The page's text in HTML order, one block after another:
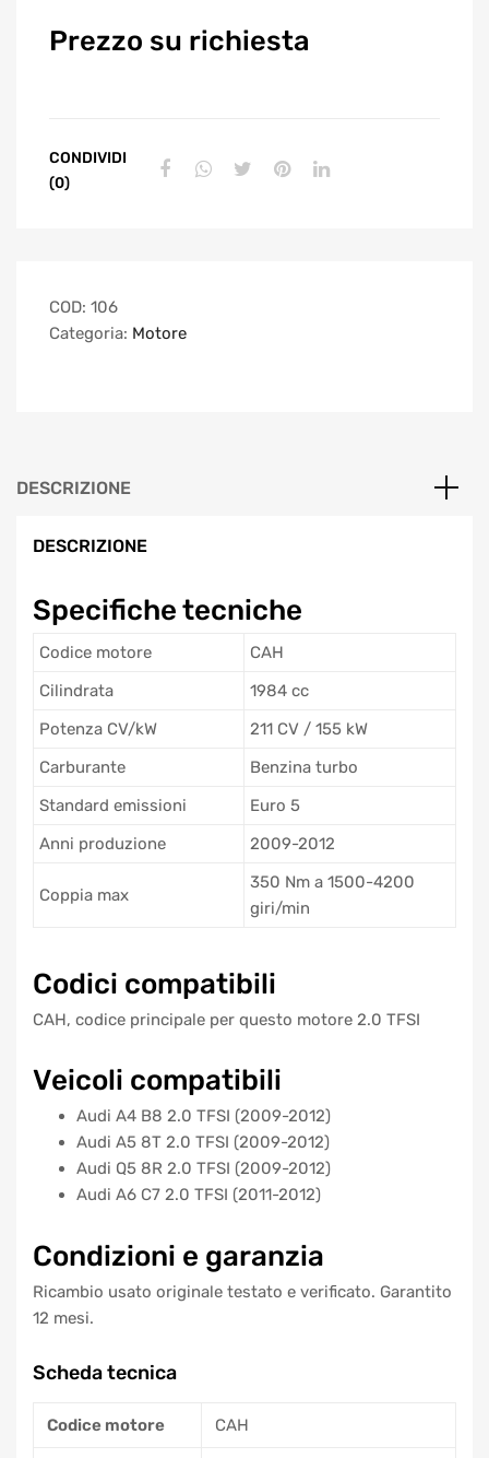
Prezzo su richiesta
CONDIVIDI
(0)
COD: 106
Categoria: Motore
DESCRIZIONE
DESCRIZIONE
Specifiche tecniche
Codice motore
CAH
Cilindrata
1984 cc
Potenza CV/kW
211 CV / 155 kW
Carburante
Benzina turbo
Standard emissioni
Euro 5
Anni produzione
2009-2012
Coppia max
350 Nm a 1500-4200
giri/min
Codici compatibili
CAH, codice principale per questo motore 2.0 TFSI
Veicoli compatibili
Audi A4 B8 2.0 TFSI (2009-2012)
Audi A5 8T 2.0 TFSI (2009-2012)
Audi Q5 8R 2.0 TFSI (2009-2012)
Audi A6 C7 2.0 TFSI (2011-2012)
Condizioni e garanzia
Ricambio usato originale testato e verificato. Garantito
12 mesi.
Scheda tecnica
Codice motore CAH